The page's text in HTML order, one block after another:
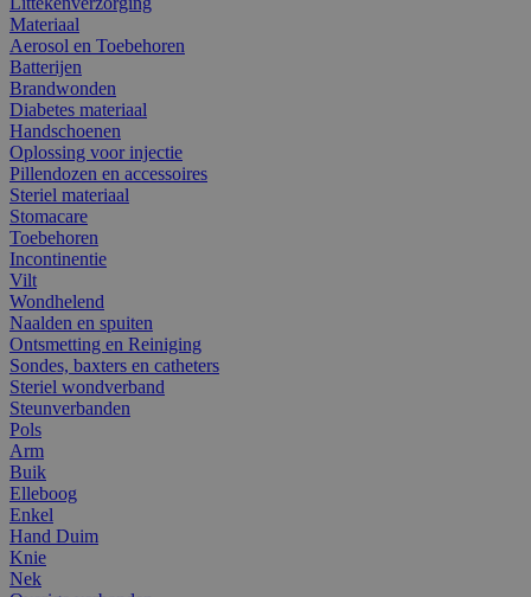
Materiaal
Aerosol en Toebehoren
Batterijen
Brandwonden
Diabetes materiaal
Handschoenen
Oplossing voor injectie
Pillendozen en accessoires
Steriel materiaal
Stomacare
Toebehoren
Incontinentie
Vilt
Wondhelend
Naalden en spuiten
Ontsmetting en Reiniging
Sondes, baxters en catheters
Steriel wondverband
Steunverbanden
Pols
Arm
Buik
Elleboog
Enkel
Hand Duim
Knie
Nek